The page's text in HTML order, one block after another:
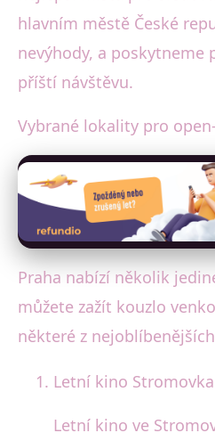
hlavním městě České
nevýhody, a poskytneme
příští návštěvu.
Vybrané lokality pro
Praha nabízí několik
můžete zažít kouzlo
některé z
Letní kino Stromovka
Letní kino ve